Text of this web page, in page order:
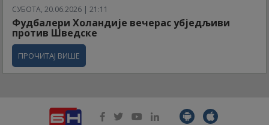
СУБОТА, 20.06.2026 | 21:11
Фудбалери Холандије вечерас убједљиви
против Шведске
ПРОЧИТАЈ ВИШЕ